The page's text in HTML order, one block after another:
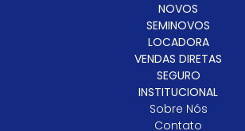
NOVOS
SEMINOVOS
LOCADORA
VENDAS DIRETAS
SEGURO
INSTITUCIONAL
Sobre Nós
Contato